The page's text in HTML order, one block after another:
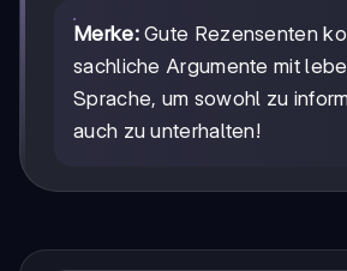
Merke:Gute Rezensenten
sachliche Argumente mit
Sprache, um sowohl zu
auch zu unterhalten!